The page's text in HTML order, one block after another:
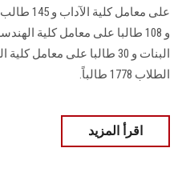
على
البنات و 30 طالبا على
الطلاب 1778 طالباً.
اقرأ المزيد